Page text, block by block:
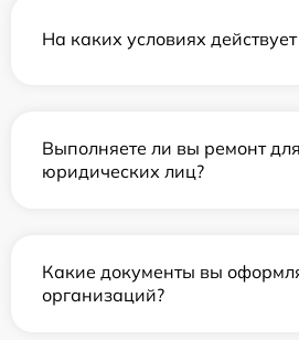
На каких условиях
Выполняете ли вы ремонт для
юридических лиц?
Какие документы вы
организаций?